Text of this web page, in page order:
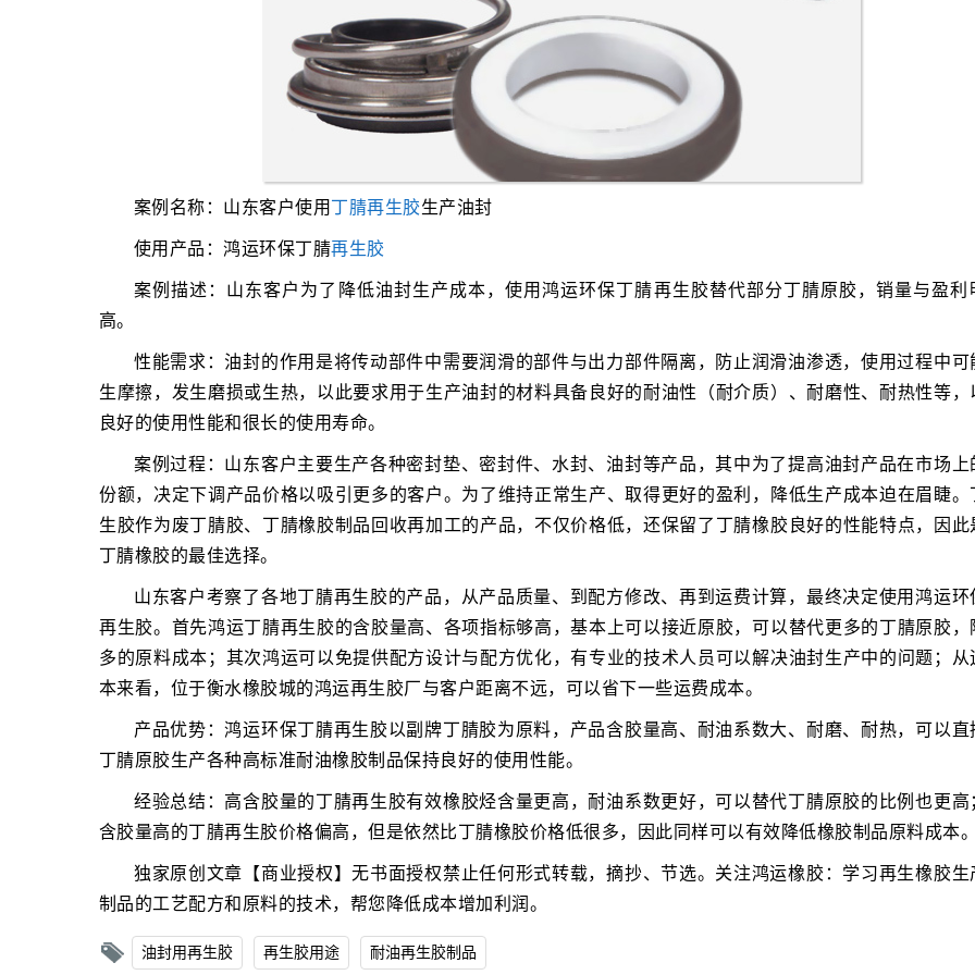
案例名称：山东客户使用 丁腈再生胶生产油封
使用产品：鸿运环保丁腈再生胶
案例描述：山东客户为了降低油封生产成本，使用鸿运环保丁腈再生胶替代部分丁腈原胶，销量与盈利
高。
性能需求：油封的作用是将传动部件中需要润滑的部件与出力部件隔离，防止润滑油渗透，使用过程中可
生摩擦，发生磨损或生热，以此要求用于生产油封的材料具备良好的耐油性（耐介质）、耐磨性、耐热性等，
良好的使用性能和很长的使用寿命。
案例过程：山东客户主要生产各种密封垫、密封件、水封、油封等产品，其中为了提高油封产品在市场上
份额，决定下调产品价格以吸引更多的客户。为了维持正常生产、取得更好的盈利，降低生产成本迫在眉睫。
生胶作为废丁腈胶、丁腈橡胶制品回收再加工的产品，不仅价格低，还保留了丁腈橡胶良好的性能特点，因此
丁腈橡胶的最佳选择。
山东客户考察了各地丁腈再生胶的产品，从产品质量、到配方修改、再到运费计算，最终决定使用鸿运环
再生胶。首先鸿运丁腈再生胶的含胶量高、各项指标够高，基本上可以接近原胶，可以替代更多的丁腈原胶，
多的原料成本；其次鸿运可以免提供配方设计与配方优化，有专业的技术人员可以解决油封生产中的问题；从
本来看，位于衡水橡胶城的鸿运再生胶厂与客户距离不远，可以省下一些运费成本。
产品优势：鸿运环保丁腈再生胶以副牌丁腈胶为原料，产品含胶量高、耐油系数大、耐磨、耐热，可以直
丁腈原胶生产各种高标准耐油橡胶制品保持良好的使用性能。
经验总结：高含胶量的丁腈再生胶有效橡胶烃含量更高，耐油系数更好，可以替代丁腈原胶的比例也更高
含胶量高的丁腈再生胶价格偏高，但是依然比丁腈橡胶价格低很多，因此同样可以有效降低橡胶制品原料成本
独家原创文章【商业授权】无书面授权禁止任何形式转载，摘抄、节选。关注鸿运橡胶：学习再生橡胶生
制品的工艺配方和原料的技术，帮您降低成本增加利润。
油封用再生胶 再生胶用途 耐油再生胶制品